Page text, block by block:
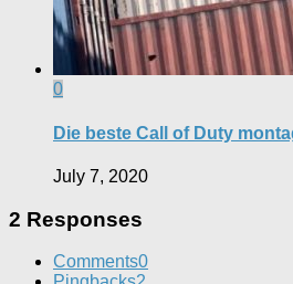
0
Die beste Call of Duty
July 7, 2020
2 Responses
Comments0